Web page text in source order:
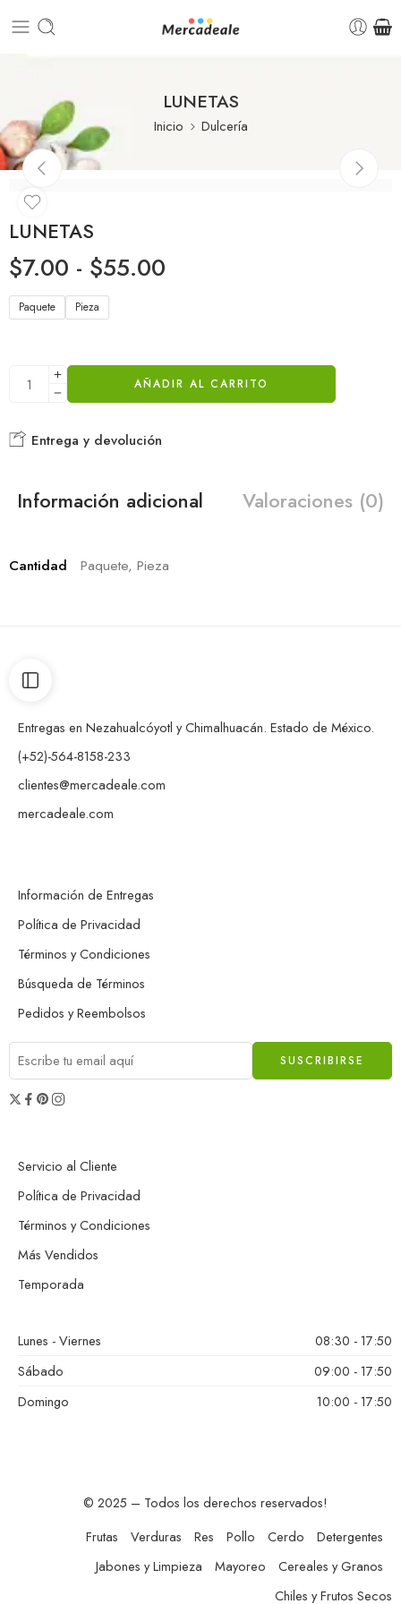
LUNETAS
Inicio Dulcería
LUNETAS
$7.00 - $55.00
Paquete Pieza
AÑADIR AL CARRITO
Entrega y devolución
Información adicional Valoraciones (0)
Cantidad Paquete, Pieza
Entregas en Nezahualcóyotl y Chimalhuacán. Estado de México.
(+52)-564-8158-233
clientes@mercadeale.com
mercadeale.com
Información de Entregas
Política de Privacidad
Términos y Condiciones
Búsqueda de Términos
Pedidos y Reembolsos
Servicio al Cliente
Política de Privacidad
Términos y Condiciones
Más Vendidos
Temporada
Lunes - Viernes
08:30 - 17:50
Sábado
09:00 - 17:50
Domingo
10:00 - 17:50
© 2025 – Todos los derechos reservados!
Frutas
Verduras Res Pollo Cerdo
Detergentes
Jabones y Limpieza
Mayoreo
Cereales y Granos
Chiles y Frutos Secos